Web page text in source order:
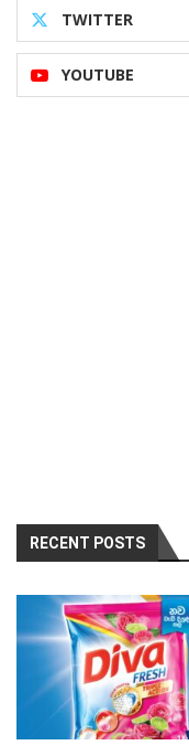
TWITTER
YOUTUBE
RECENT POSTS